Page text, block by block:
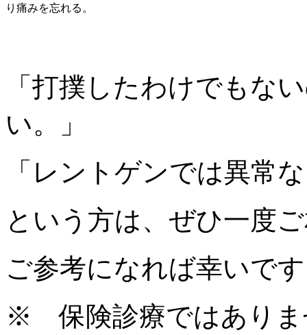
り痛みを忘れる。
「打撲したわけでもな
い。」
「レントゲンでは異常
という方は、ぜひ一度
ご参考になれば幸いで
※ 保険診療ではありま